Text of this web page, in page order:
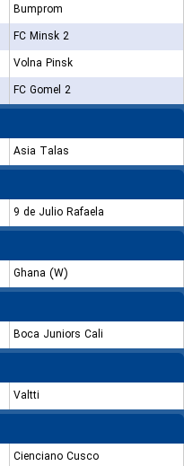
Bumprom
FC Minsk 2
Volna Pinsk
FC Gomel 2
Asia Talas
9 de Julio Rafaela
Ghana (W)
Boca Juniors Cali
Valtti
Cienciano Cusco